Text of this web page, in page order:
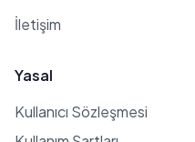
İletişim
Yasal
Kullanıcı Sözleşmesi